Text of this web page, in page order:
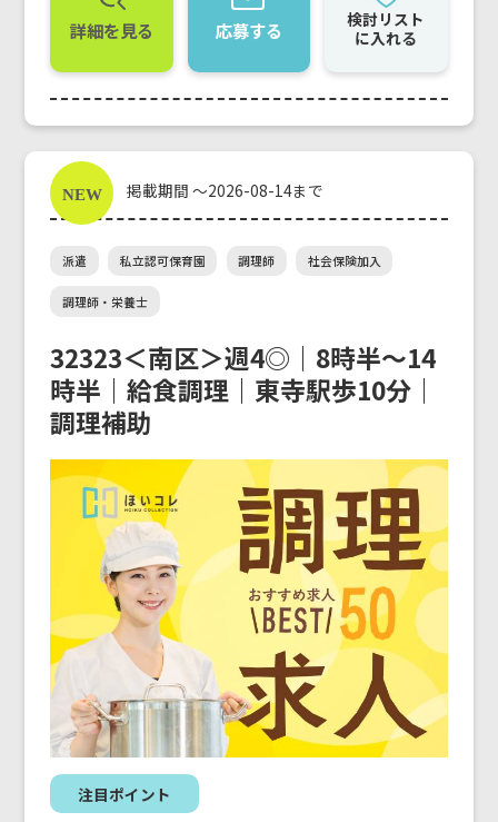
詳細を見る 応募する
検討リスト
に入れる
掲載期間 ～2026-08-14まで
派遣 私立認可保育園 調理師 社会保険加入
調理師・栄養士
32323＜南区＞週4◎｜8時半～14
時半｜給食調理｜東寺駅歩10分｜
調理補助
注目ポイント